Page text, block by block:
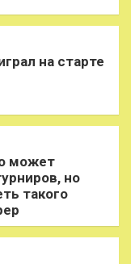
на старте
может
но
такого